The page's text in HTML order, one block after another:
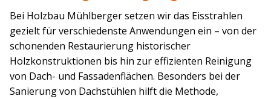
Bei Holzbau Mühlberger setzen wir das Eisstrahlen
gezielt für verschiedenste Anwendungen ein – von der
schonenden Restaurierung historischer
Holzkonstruktionen bis hin zur effizienten Reinigung
von Dach- und Fassadenflächen. Besonders bei der
Sanierung von Dachstühlen hilft die Methode,